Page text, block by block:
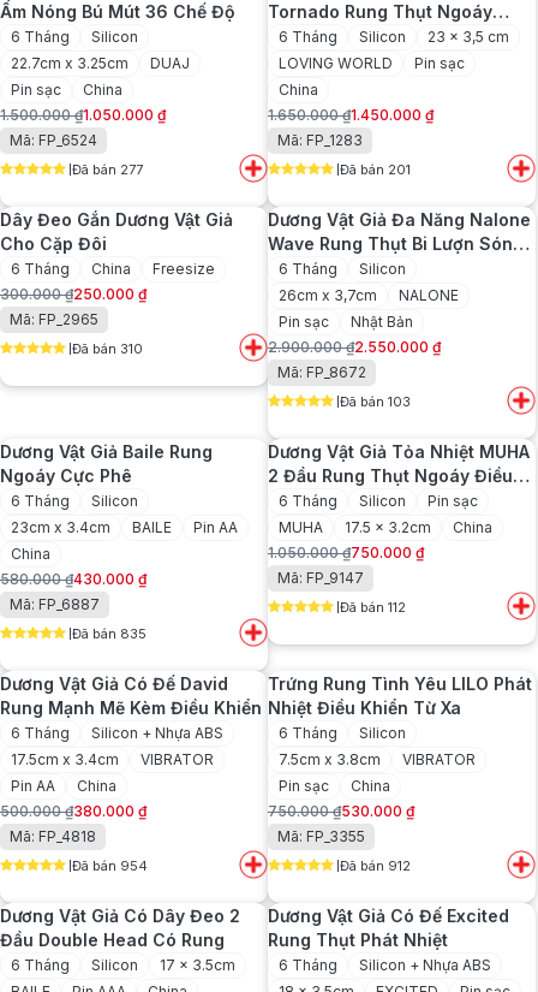
Ấm Nóng Bú Mút 36 Chế Độ
6 Tháng
Silicon
22.7cm x 3.25cm
DUAJ
Pin sạc
China
1.500.000₫
Giá
gốc
là:
1.500.000 ₫.
1.050.000 ₫
Giá
hiện
tại
là:
1.050.000 ₫.
Mã: FP_6524
Đã bán 277
Tornado Rung Thụt Ngoáy
Điều Khiển Từ Xa
6 Tháng Silicon
23 x 3,5 cm
LOVING WORLD
Pin sạc
China
1.650.000₫
Giá
gốc
là:
1.650.000 ₫.
1.450.000 ₫
Giá
hiện
tại
là:
1.450.000 ₫.
Mã: FP_1283
Đã bán 201
Dây Đeo Gắn Dương Vật Giả
Cho Cặp Đôi
6 Tháng China
Freesize
300.000₫
Giá
gốc
là:
300.000 ₫.
250.000 ₫
Giá
hiện
tại
là:
Mã: FP_2965
Đã bán 310
Dương Vật Giả Đa Năng Nalone
Wave Rung Thụt Bi Lượn Sóng
Tỏa Nhiệt
6 Tháng
Silicon
26cm x 3,7cm
NALONE
Pin sạc
Nhật Bản
2.900.000₫
Giá
gốc
là:
2.900.000 ₫.
2.550.000 ₫
Giá
hiện
tại
là:
2.550.000 ₫.
Mã: FP_8672
Đã bán 103
Dương Vật Giả Baile Rung
Ngoáy Cực Phê
6 Tháng
Silicon
23cm x 3.4cm
BAILE
Pin AA
China
580.000₫
Giá
gốc
là:
580.000 ₫.
430.000 ₫
Giá
hiện
tại
là:
430.000 ₫.
Mã: FP_6887
Đã bán 835
Dương Vật Giả Tỏa Nhiệt MUHA
2 Đầu Rung Thụt Ngoáy Điều
Khiển Từ Xa
6 Tháng Silicon
Pin sạc
MUHA
17.5 x 3.2cm
China
1.050.000₫
Giá
gốc
là:
1.050.000 ₫.
750.000 ₫
Giá
hiện
tại
là:
750.000 ₫.
Mã: FP_9147
Đã bán 112
Dương Vật Giả Có Đế David
Rung Mạnh Mẽ Kèm Điều Khiển
6 Tháng
Silicon + Nhựa ABS
17.5cm x 3.4cm
VIBRATOR
Pin AA
China
500.000₫
Giá
gốc
là:
500.000 ₫.
380.000 ₫
Giá
hiện
tại
là:
380.000 ₫.
Mã: FP_4818
Đã bán 954
Trứng Rung Tình Yêu LILO Phát
Nhiệt Điều Khiển Từ Xa
6 Tháng
Silicon
7.5cm x 3.8cm
VIBRATOR
Pin sạc
China
750.000₫
Giá
gốc
là:
750.000 ₫.
530.000 ₫
Giá
hiện
tại
là:
530.000 ₫.
Mã: FP_3355
Đã bán 912
Dương Vật Giả Có Dây Đeo 2
Đầu Double Head Có Rung
6 Tháng Silicon
17 x 3.5cm
Dương Vật Giả Có Đế Excited
Rung Thụt Phát Nhiệt
6 Tháng
Silicon + Nhựa ABS